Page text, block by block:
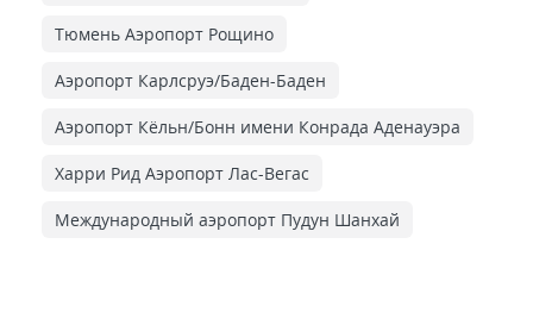
Тюмень Аэропорт Рощино
Аэропорт Карлсруэ/Баден-Баден
Аэропорт Кёльн/Бонн имени Конрада Аденауэра
Харри Рид Аэропорт Лас-Вегас
Международный аэропорт Пудун Шанхай